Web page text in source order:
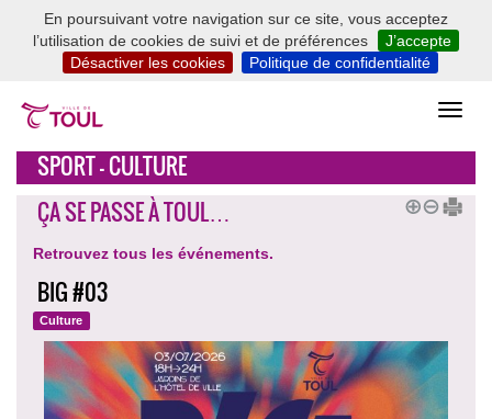
En poursuivant votre navigation sur ce site, vous acceptez
l’utilisation de cookies de suivi et de préférences
J’accepte
Désactiver les cookies
Politique de confidentialité
SPORT - CULTURE
ÇA SE PASSE À TOUL…
Retrouvez tous les événements.
BIG #03
Culture